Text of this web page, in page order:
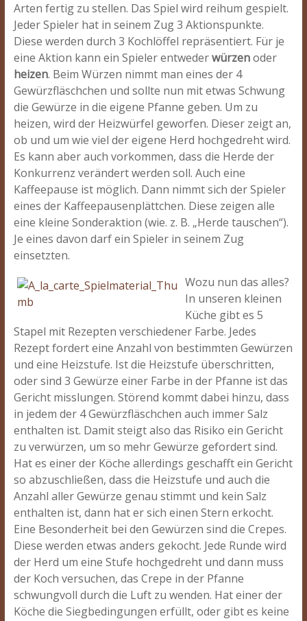
Arten fertig zu stellen. Das Spiel wird reihum gespielt.
Jeder Spieler hat in seinem Zug 3 Aktionspunkte.
Diese werden durch 3 Kochlöffel repräsentiert. Für je
eine Aktion kann ein Spieler entwederwürzenoder
heizen. Beim Würzen nimmt man eines der 4
Gewürzfläschchen und sollte nun mit etwas Schwung
die Gewürze in die eigene Pfanne geben. Um zu
heizen, wird der Heizwürfel geworfen. Dieser zeigt an,
ob und um wie viel der eigene Herd hochgedreht wird.
Es kann aber auch vorkommen, dass die Herde der
Konkurrenz verändert werden soll. Auch eine
Kaffeepause ist möglich. Dann nimmt sich der Spieler
eines der Kaffeepausenplättchen. Diese zeigen alle
eine kleine Sonderaktion (wie. z. B. „Herde tauschen“).
Je eines davon darf ein Spieler in seinem Zug
einsetzten.
Wozu nun das alles?
In unseren kleinen
Küche gibt es 5
Stapel mit Rezepten verschiedener Farbe. Jedes
Rezept fordert eine Anzahl von bestimmten Gewürzen
und eine Heizstufe. Ist die Heizstufe überschritten,
oder sind 3 Gewürze einer Farbe in der Pfanne ist das
Gericht misslungen. Störend kommt dabei hinzu, dass
in jedem der 4 Gewürzfläschchen auch immer Salz
enthalten ist. Damit steigt also das Risiko ein Gericht
zu verwürzen, um so mehr Gewürze gefordert sind.
Hat es einer der Köche allerdings geschafft ein Gericht
so abzuschließen, dass die Heizstufe und auch die
Anzahl aller Gewürze genau stimmt und kein Salz
enthalten ist, dann hat er sich einen Stern erkocht.
Eine Besonderheit bei den Gewürzen sind die Crepes.
Diese werden etwas anders gekocht. Jede Runde wird
der Herd um eine Stufe hochgedreht und dann muss
der Koch versuchen, das Crepe in der Pfanne
schwungvoll durch die Luft zu wenden. Hat einer der
Köche die Siegbedingungen erfüllt, oder gibt es keine